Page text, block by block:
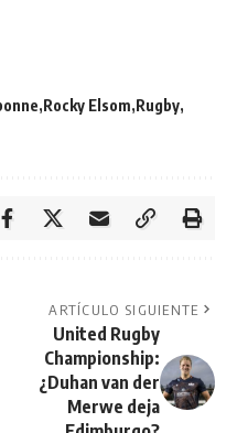
Rocky Elsom Rugby
ARTÍCULO SIGUIENTE
United Rugby
Championship:
¿Duhan van der
Merwe deja